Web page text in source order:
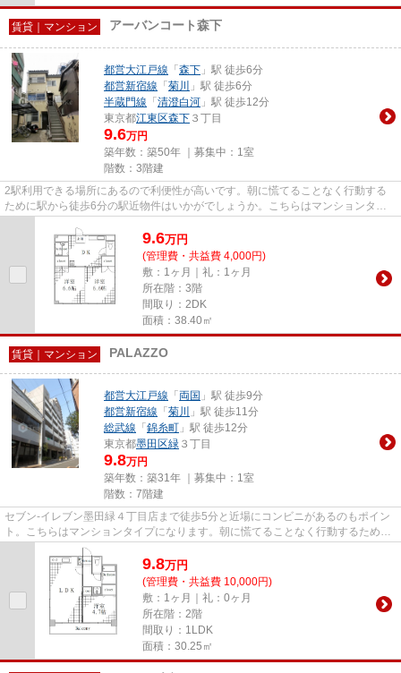
賃貸｜マンション アーバンコート森下
都営大江戸線 「 森下 」駅 徒歩6分
都営新宿線 「 菊川
」駅 徒歩6分
半蔵門線 「 清澄白河 」駅 徒歩12分
東京都江東区森下 ３丁目
9.6万円
築年数：築50年 ｜募集中： 1室
階数：3階建
2駅利用できる場所にあるので利便性が高いです。朝に慌てることなく行動する
ために駅から徒歩6分の駅近物件はいかがでしょうか。こちらはマンションタイ
9.6万円
(管理費・共益費 4,000円)
敷：1ヶ月｜礼：1ヶ月
所在階：3階
間取り：2DK
面積：38.40㎡
賃貸｜マンション PALAZZO
都営大江戸線 「 両国 」駅 徒歩9分
都営新宿線 「 菊川
」駅 徒歩11分
総武線 「 錦糸町 」駅 徒歩12分
東京都墨田区緑 ３丁目
9.8万円
築年数：築31年 ｜募集中： 1室
階数：7階建
セブン-イレブン墨田緑４丁目店まで徒歩5分と近場にコンビニがあるのもポイン
ト。こちらはマンションタイプになります。朝に慌てることなく行動するために
駅から徒歩9分の駅近物件はい...
9.8万円
(管理費・共益費 10,000円)
敷：1ヶ月｜礼：0ヶ月
所在階：2階
間取り：1LDK
面積：30.25㎡